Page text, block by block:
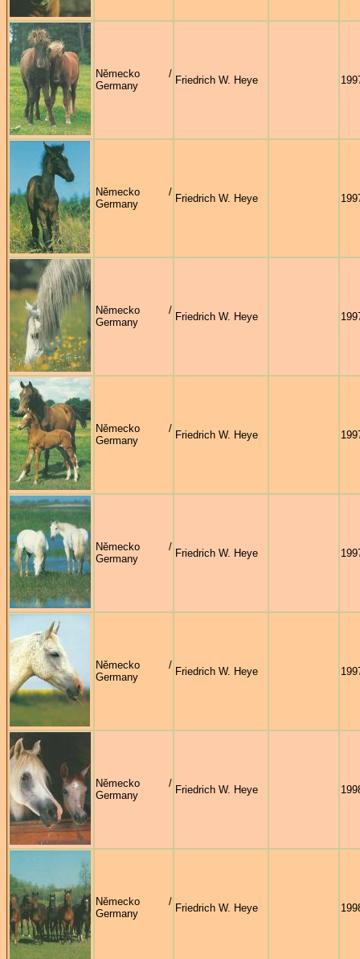
Německo /
Germany
Friedrich W. Heye
Německo /
Germany
Friedrich W. Heye
Německo /
Germany
Friedrich W. Heye
Německo /
Germany
Friedrich W. Heye
Německo /
Germany
Friedrich W. Heye
Německo /
Germany
Friedrich W. Heye
Německo /
Germany
Friedrich W. Heye
Německo /
Germany
Friedrich W. Heye